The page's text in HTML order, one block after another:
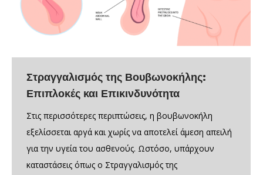
Στραγγαλισμός της Βουβωνοκήλης:
Επιπλοκές και Επικινδυνότητα
Στις περισσότερες περιπτώσεις, η βουβωνοκήλη
εξελίσσεται αργά και χωρίς να αποτελεί άμεση απειλή
για την υγεία του ασθενούς. Ωστόσο, υπάρχουν
καταστάσεις όπως ο Στραγγαλισμός της